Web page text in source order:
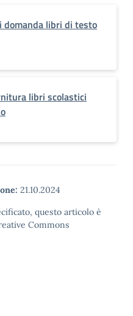
domanda libri di testo
libri scolastici
21.10.2024
questo articolo è
Commons